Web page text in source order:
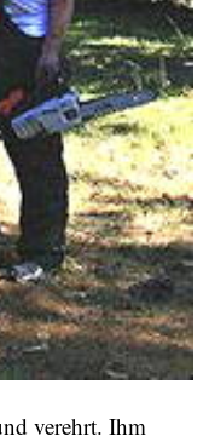
verehrt. Ihm